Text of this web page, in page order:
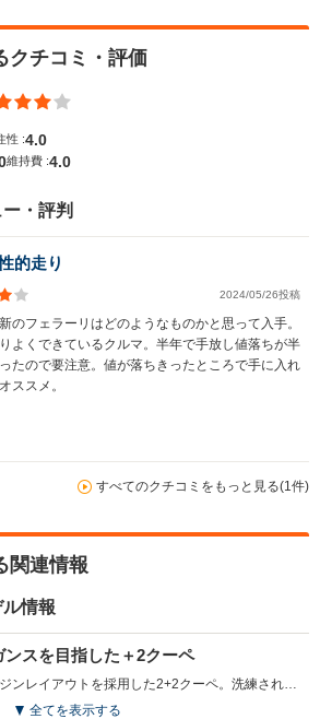
クチコミ・評価
性 :4.0
維持費 :4.0
・評判
的走り
2024/05/26投稿
のフェラーリはどのようなものかと思って入手。
よくできているクルマ。半年で手放し値落ちが半
たので要注意。値が落ちきったところで手に入れ
ススメ。
すべてのクチコミをもっと見る(1件)
関連情報
情報
スを目指した＋2クーペ
全てを表示する